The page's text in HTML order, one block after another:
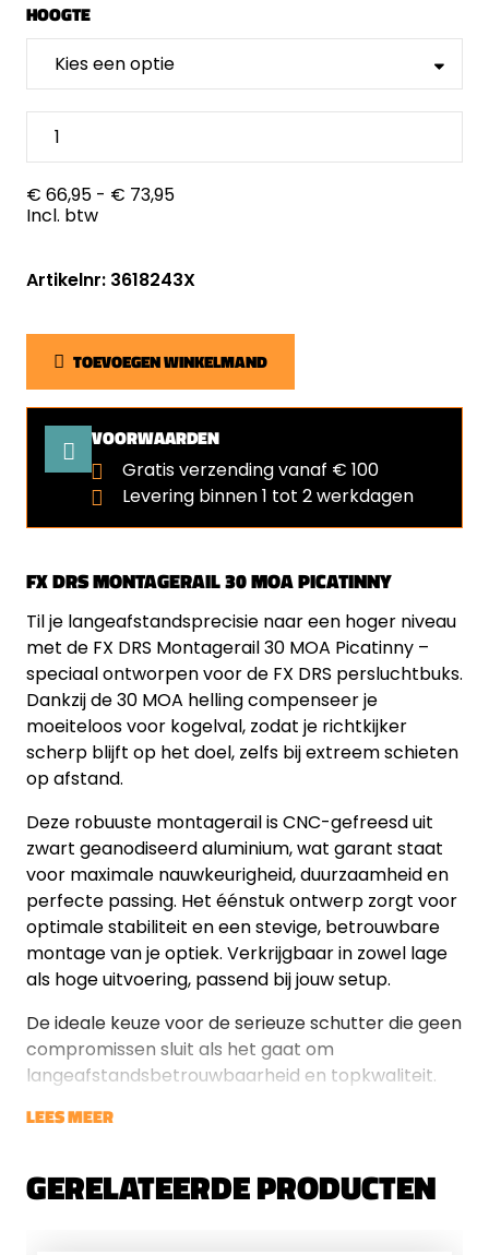
FX DRS MONTAGERAIL 30 MOA PICATINNY
Til je langeafstandsprecisie naar een hoger niveau
met de FX DRS Montagerail 30 MOA Picatinny –
speciaal ontworpen voor de FX DRS persluchtbuks.
Dankzij de 30 MOA helling compenseer je
moeiteloos voor kogelval, zodat je richtkijker
scherp blijft op het doel, zelfs bij extreem schieten
op afstand.
Deze robuuste montagerail is CNC-gefreesd uit
zwart geanodiseerd aluminium, wat garant staat
voor maximale nauwkeurigheid, duurzaamheid en
perfecte passing. Het éénstuk ontwerp zorgt voor
optimale stabiliteit en een stevige, betrouwbare
montage van je optiek. Verkrijgbaar in zowel lage
als hoge uitvoering, passend bij jouw setup.
De ideale keuze voor de serieuze schutter die geen
compromissen sluit als het gaat om
langeafstandsbetrouwbaarheid en topkwaliteit.
LEES MEER
HOOGTE
€ 66,95 - € 73,95
Incl. btw
Artikelnr: 3618243X
TOEVOEGEN WINKELMAND
VOORWAARDEN
Gratis verzending vanaf € 100
Levering binnen 1 tot 2 werkdagen
GERELATEERDE PRODUCTEN